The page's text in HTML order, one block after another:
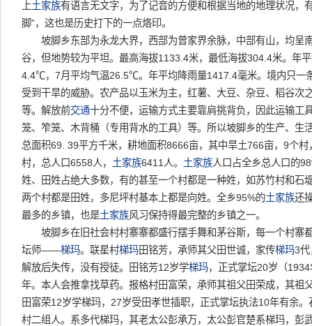
上土家族有语言无文字，为了记音的方便和根据当地的地理状况，
脚”，这也是历史打下的一点烙印。
坡脚乡东部为永龙大界，西部为曾家界余脉，中部有山，均呈
谷，但地势较为平坦。最高海拔1133.4米，最低海拔304.4米。年
4.4℃，7月平均气温26.5℃。年平均降雨量1417.4毫米。境内只一
受到干旱的威胁。农产品以玉米为主，红薯、大豆、杂豆、稻谷次
等。解放前交通十分不便，运输方式主要靠肩挑背负，因此运输工
笼、笮笼、木背桶（专用背水的工具）等。所以坡脚乡的生产、生
总面积69. 39平方千米，耕地面积8666亩，其中旱土766亩，9个
村，总人口6558人， 土家族6411人。 土家族人口占全乡总人口的
姓、田姓占绝大多数，有的甚至一个村都是一种姓，如苏竹村和石
两个村都是田姓，多尼坪村基本上都是向姓。全乡95%的土家族还
最多的乡镇，也是土家族风习保持得最完整的乡镇之一。
坡脚乡在旧社会村村寨寨都盛行摆手舞和茅谷斯，每一个村寨
坛师——梯玛。联星村梯玛田铭芳，承师其父田世诚，家传梯玛3代
解放后失传，没有授徒。田铭芳12岁学梯玛，正式掌坛20岁（
年。本人会推拿找草药。报格村田富荣，承师其祖父田荣成，其祖
田富荣12岁学梯玛，27岁受田孝世插职，正式掌坛执法10年有余
村二组人。系多代梯玛，其老太公彭承万，太公彭官楚系梯玛，彭